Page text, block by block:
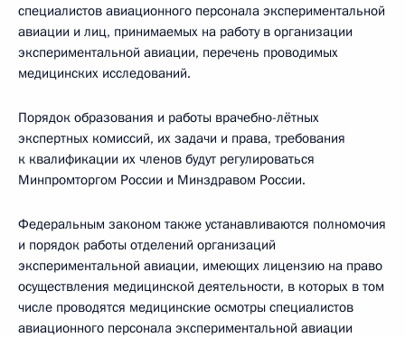
специалистов авиационного персонала экспериментальной
авиации и лиц, принимаемых на работу в организации
экспериментальной авиации, перечень проводимых
медицинских исследований.
Порядок образования и работы врачебно-лётных
экспертных комиссий, их задачи и права, требования
к квалификации их членов будут регулироваться
Минпромторгом России и Минздравом России.
Федеральным законом также устанавливаются полномочия
и порядок работы отделений организаций
экспериментальной авиации, имеющих лицензию на право
осуществления медицинской деятельности, в которых в том
числе проводятся медицинские осмотры специалистов
авиационного персонала экспериментальной авиации